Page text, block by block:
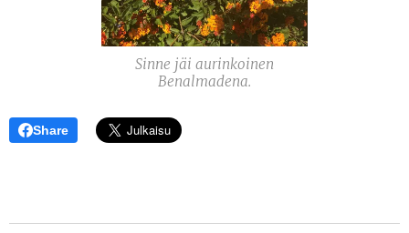
Sinne jäi aurinkoinen
Benalmadena.
Share